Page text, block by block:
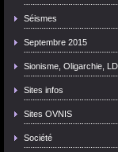
Séismes
Septembre 2015
Sionisme, Oligarchie,
Sites infos
Sites OVNIS
Société